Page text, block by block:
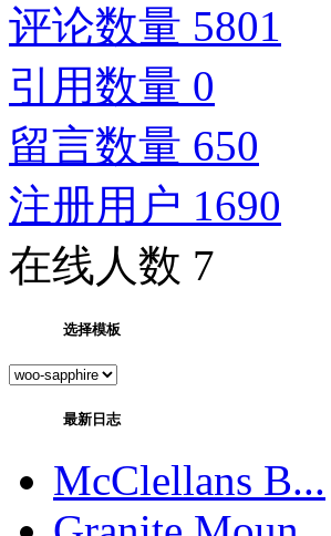
评论数量 5801
引用数量 0
留言数量 650
注册用户 1690
在线人数 7
选择模板
最新日志
McClellans B...